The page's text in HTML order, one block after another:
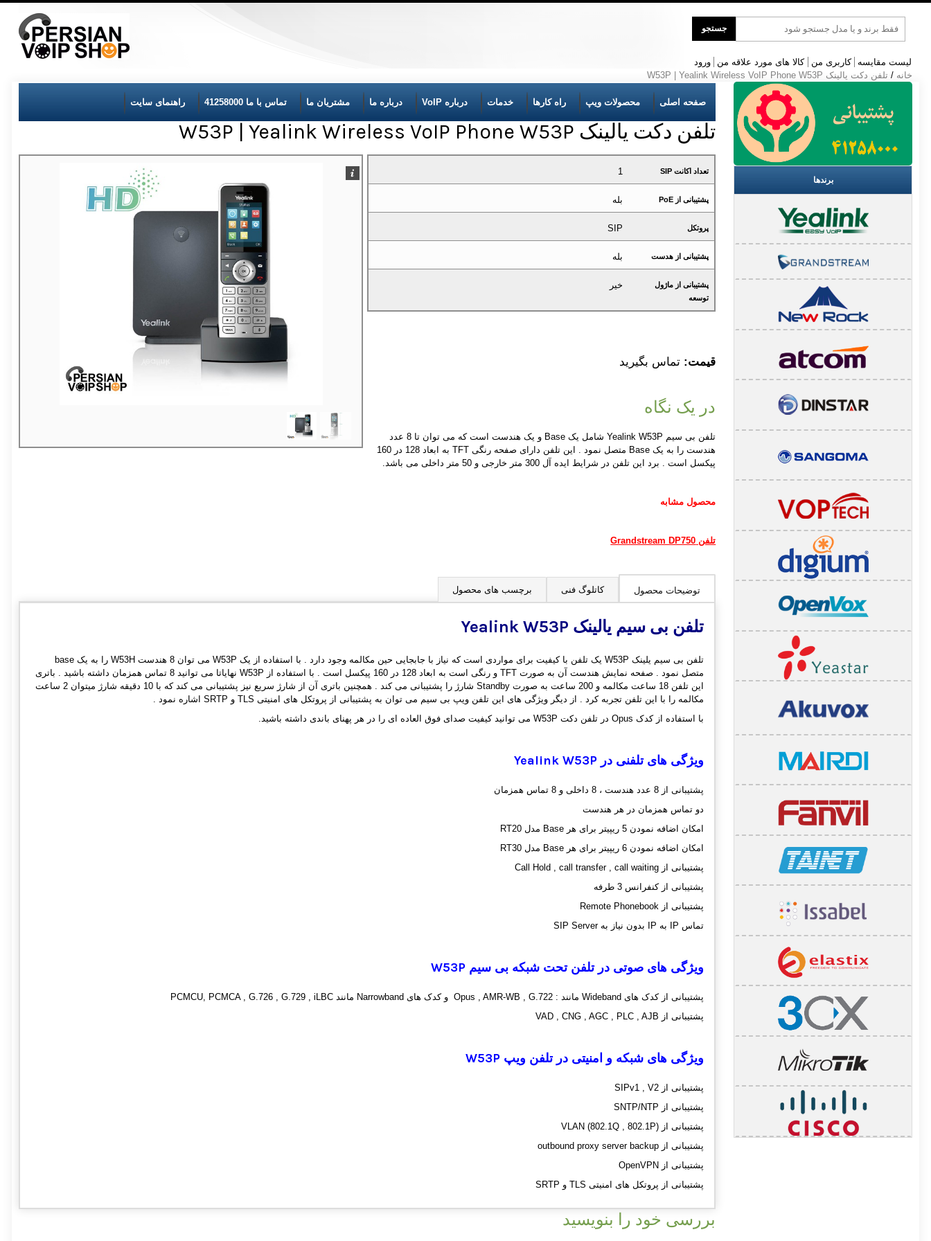
جست
جستجو
لیست مقایسه کاربری من کالا های مورد علاقه من
ورود
خانه / تلفن دکت یالینک W53P | Yealink Wireless VoIP Phone W53P
صفحه اصلی محصولات ویپ راه کارها خدمات درباره VoIP درباره ما مشتریان ما تماس با ما 41258000 راهنمای سایت
تلفن دکت یالینک W53P | Yealink Wireless VoIP Phone W53P
تعداد اکانت SIP 1
پشتیبانی از PoE بله
پروتکل SIP
پشتیبانی از هدست بله
پشتیبانی از ماژول
توسعه
خیر
قیمت: تماس بگیرید
در یک نگاه
تلفن بی سیم Yealink W53P شامل یک Base و یک هندست است که می توان تا 8 عدد
هندست را به یک Base متصل نمود . این تلفن دارای صفحه رنگی TFT به ابعاد 128 در 160
پیکسل است . برد این تلفن در شرایط ایده آل 300 متر خارجی و 50 متر داخلی می باشد.
محصول مشابه
تلفن Grandstream DP750
توضیحات محصول کاتلوگ فنی برچسب های محصول
تلفن بی سیم یالینک Yealink W53P
تلفن بی سیم یلینک W53P یک تلفن با کیفیت برای مواردی است که نیاز با جابجایی حین مکالمه وجود دارد . با استفاده از یک W53P می توان 8 هندست W53H را به یک base
متصل نمود . صفحه نمایش هندست آن به صورت TFT و رنگی است به ابعاد 128 در 160 پیکسل است . با استفاده از W53P نهایاتا می توانید 8 تماس همزمان داشته باشید . باتری
این تلفن 18 ساعت مکالمه و 200 ساعت به صورت Standby شارژ را پشتیبانی می کند . همچنین باتری آن از شارژ سریع نیز پشتیبانی می کند که با 10 دقیقه شارژ میتوان 2 ساعت
مکالمه را با این تلفن تجربه کرد . از دیگر ویژگی های این تلفن ویپ بی سیم می توان به پشتیبانی از پروتکل های امنیتی TLS و SRTP اشاره نمود .
با استفاده از کدک Opus در تلفن دکت W53P می توانید کیفیت صدای فوق العاده ای را در هر پهنای باندی داشته باشید.
ویژگی های تلفنی در Yealink W53P
پشتیبانی از 8 عدد هندست ، 8 داخلی و 8 تماس همزمان
دو تماس همزمان در هر هندست
امکان اضافه نمودن 5 ریپیتر برای هر Base مدل RT20
امکان اضافه نمودن 6 ریپیتر برای هر Base مدل RT30
پشتیبانی از Call Hold , call transfer , call waiting
پشتیبانی از کنفرانس 3 طرفه
پشتیبانی از Remote Phonebook
تماس IP به IP بدون نیاز به SIP Server
ویژگی های صوتی در تلفن تحت شبکه بی سیم W53P
پشتیبانی از کدک های Wideband مانند : Opus , AMR-WB , G.722 و کدک های Narrowband مانند PCMCU, PCMCA , G.726 , G.729 , iLBC
پشتیبانی از VAD , CNG , AGC , PLC , AJB
ویژگی های شبکه و امنیتی در تلفن ویپ W53P
پشتیبانی از SIPv1 , V2
پشتیبانی از SNTP/NTP
پشتیبانی از VLAN (802.1Q , 802.1P)
پشتیبانی از outbound proxy server backup
پشتیبانی از OpenVPN
پشتیبانی از پروتکل های امنیتی TLS و SRTP
بررسی خود را بنویسید
برندها